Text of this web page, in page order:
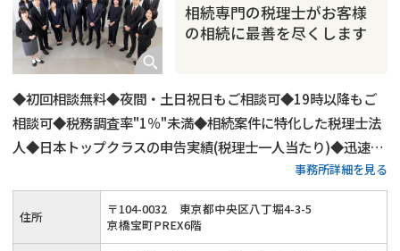
相続トラブル
相続専門の税理士がお客様
の相続に最善を尽くします
◆初回相談無料◆夜間・土日祝日もご相談可◆19時以降もご
相談可◆税務調査率"1％"未満◆相続案件に特化した税理士法
人◆日本トップクラスの申告実績(税理士一人当たり)◆迅速対
事務所詳細を見る
住所 〒104-0032
東京都中央区八丁堀4-3-5
京橋宝町PREX6階